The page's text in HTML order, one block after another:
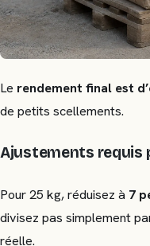
Le rendement final est
de petits scellements.
Ajustements requis
Pour 25 kg, réduisez à 7
divisez pas simplement
réelle.